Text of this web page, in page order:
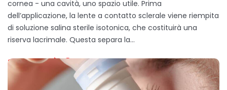
cornea - una cavità, uno spazio utile. Prima
dell’applicazione, la lente a contatto sclerale viene riempita
di soluzione salina sterile isotonica, che costituirà una
riserva lacrimale. Questa separa la…
SCOPRI DI PIÙ